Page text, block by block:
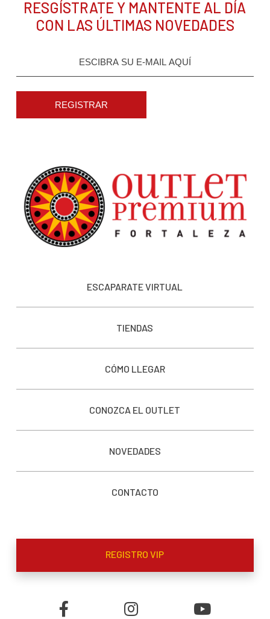
RESGÍSTRATE Y MANTENTE AL DÍA
CON LAS ÚLTIMAS NOVEDADES
REGISTRAR
ESCAPARATE VIRTUAL
TIENDAS
CÓMO LLEGAR
CONOZCA EL OUTLET
NOVEDADES
CONTACTO
REGISTRO VIP